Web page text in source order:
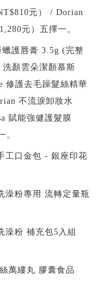
元） / Dorian
元）五擇一。
護唇膏 3.5g (完整
顏雲朵潔顏慕斯
修護去毛躁髮絲精華
不流淚卸妝水
賦能強健護髮膜
。
工口金包 - 銀座印花
澡粉專用 流轉定量瓶
澡粉 補充包5入組
萬縷丸 膠囊食品